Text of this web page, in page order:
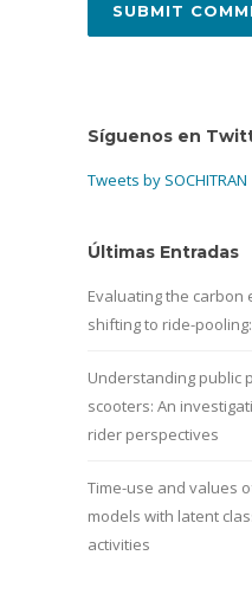
Síguenos en
Tweets by SOCHITRAN
Últimas Entradas
Evaluating the carbon
shifting to ride-
Understanding public
scooters: An
rider perspectives
Time-use and values
models with latent
activities